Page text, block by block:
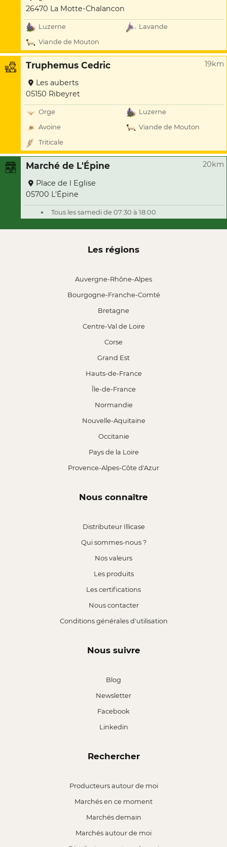
26470 La Motte-Chalancon
Luzerne
Lavande
Viande de Mouton
Truphemus Cedric 19km
Les auberts
05150 Ribeyret
Orge
Luzerne
Avoine
Viande de Mouton
Triticale
Marché de L'Épine 20km
Place de l Eglise
05700 L'Épine
Tous les samedi de 07:30 à 18:00
Les régions
Auvergne-Rhône-Alpes
Bourgogne-Franche-Comté
Bretagne
Centre-Val de Loire
Corse
Grand Est
Hauts-de-France
Île-de-France
Normandie
Nouvelle-Aquitaine
Occitanie
Pays de la Loire
Provence-Alpes-Côte d'Azur
Nous connaître
Distributeur Illicase
Qui sommes-nous ?
Nos valeurs
Les produits
Les certifications
Nous contacter
Conditions générales d'utilisation
Nous suivre
Blog
Newsletter
Facebook
Linkedin
Rechercher
Producteurs autour de moi
Marchés en ce moment
Marchés demain
Marchés autour de moi